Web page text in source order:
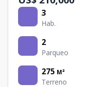
3
Hab.
2
Parqueo
275 M²
Terreno